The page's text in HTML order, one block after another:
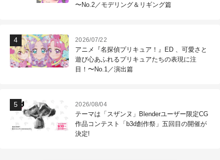
〜No.2／モデリング＆リギング篇
2026/07/22
アニメ『名探偵プリキュア！』ED 、可愛さと
遊び心あふれるプリキュアたちの表現に注
目！〜No.1／演出篇
2026/08/04
テーマは「スザンヌ」Blenderユーザー限定CG
作品コンテスト「b3d創作祭」五回目の開催が
決定!